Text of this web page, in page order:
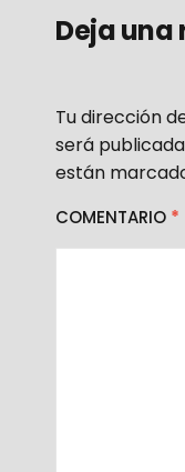
Deja una
Tu dirección
será
están
COMENTARIO *